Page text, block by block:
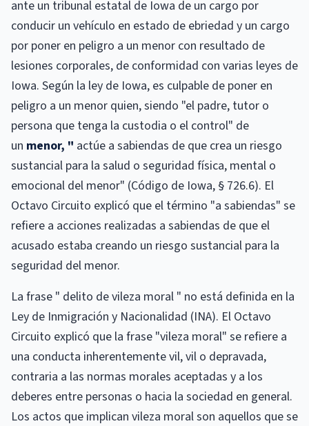
ante un tribunal estatal de Iowa de un cargo por
conducir un vehículo en estado de ebriedad y un cargo
por poner en peligro a un menor con resultado de
lesiones corporales, de conformidad con varias leyes de
Iowa. Según la ley de Iowa, es culpable de poner en
peligro a un menor quien, siendo "el padre, tutor o
persona que tenga la custodia o el control" de
un menor, " actúe a sabiendas de que crea un riesgo
sustancial para la salud o seguridad física, mental o
emocional del menor" (Código de Iowa, § 726.6). El
Octavo Circuito explicó que el término "a sabiendas" se
refiere a acciones realizadas a sabiendas de que el
acusado estaba creando un riesgo sustancial para la
seguridad del menor.
La frase " delito de vileza moral " no está definida en la
Ley de Inmigración y Nacionalidad (INA). El Octavo
Circuito explicó que la frase "vileza moral" se refiere a
una conducta inherentemente vil, vil o depravada,
contraria a las normas morales aceptadas y a los
deberes entre personas o hacia la sociedad en general.
Los actos que implican vileza moral son aquellos que se